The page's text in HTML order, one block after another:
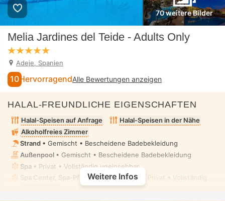
70 weitere Bilder
Melia Jardines del Teide - Adults Only
Adeje, Spanien
10 HervorragendAlle Bewertungen anzeigen
HALAL-FREUNDLICHE EIGENSCHAFTEN
Halal-Speisen auf Anfrage
Halal-Speisen in der Nähe
Alkoholfreies Zimmer
Strand • Gemischt • Bescheidene Badebekleidung
Außenpool • Gemischt • Bescheidene Badebekleidung
Spa • Privat • Vollständig uneinsehbar
Spa Center, Spa-Pflegeraum, Massage
• Privat • Vollständig
Weitere Infos